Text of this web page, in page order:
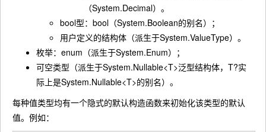
（System.Decimal）。
bool型：bool（System.Boolean的别名）；
用户定义的结构体（派生于System.ValueType）。
枚举：enum（派生于System.Enum）；
可空类型（派生于System.Nullable<T>泛型结构体，T?实
际上是System.Nullable<T>的别名）。
每种值类型均有一个隐式的默认构造函数来初始化该类型的默认
值。例如：